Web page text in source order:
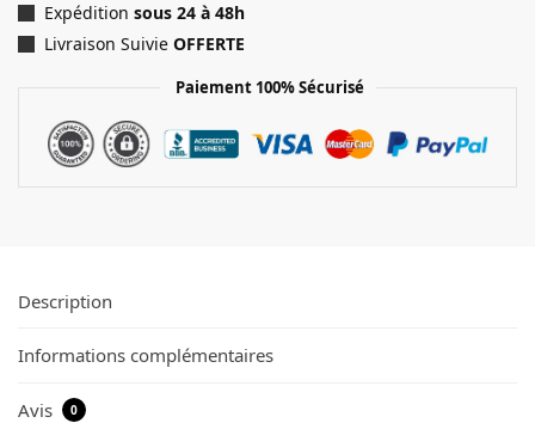
Expédition sous 24 à 48h
Livraison Suivie OFFERTE
Paiement 100% Sécurisé
Description
Informations complémentaires
Avis 0